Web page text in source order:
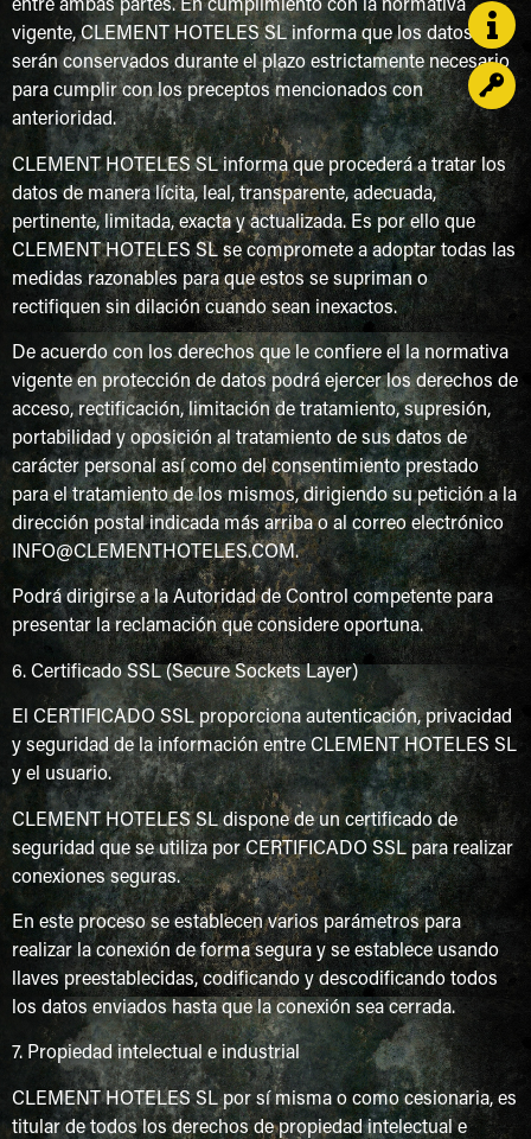
entre ambas partes. En cumplimiento con la normativa
vigente, CLEMENT HOTELES SL informa que los datos
serán conservados durante el plazo estrictamente necesario
para cumplir con los preceptos mencionados con
anterioridad.
CLEMENT HOTELES SL informa que procederá a tratar los
datos de manera lícita, leal, transparente, adecuada,
pertinente, limitada, exacta y actualizada. Es por ello que
CLEMENT HOTELES SL se compromete a adoptar todas las
medidas razonables para que estos se supriman o
rectifiquen sin dilación cuando sean inexactos.
De acuerdo con los derechos que le confiere el la normativa
vigente en protección de datos podrá ejercer los derechos de
acceso, rectificación, limitación de tratamiento, supresión,
portabilidad y oposición al tratamiento de sus datos de
carácter personal así como del consentimiento prestado
para el tratamiento de los mismos, dirigiendo su petición a la
dirección postal indicada más arriba o al correo electrónico
INFO@CLEMENTHOTELES.COM.
Podrá dirigirse a la Autoridad de Control competente para
presentar la reclamación que considere oportuna.
6. Certificado SSL (Secure Sockets Layer)
El CERTIFICADO SSL proporciona autenticación, privacidad
y seguridad de la información entre CLEMENT HOTELES SL
y el usuario.
CLEMENT HOTELES SL dispone de un certificado de
seguridad que se utiliza por CERTIFICADO SSL para realizar
conexiones seguras.
En este proceso se establecen varios parámetros para
realizar la conexión de forma segura y se establece usando
llaves preestablecidas, codificando y descodificando todos
los datos enviados hasta que la conexión sea cerrada.
7. Propiedad intelectual e industrial
CLEMENT HOTELES SL por sí misma o como cesionaria, es
titular de todos los derechos de propiedad intelectual e